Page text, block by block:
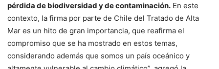
pérdida de biodiversidad y de contaminación. En este
contexto, la firma por parte de Chile del Tratado de Alta
Mar es un hito de gran importancia, que reafirma el
compromiso que se ha mostrado en estos temas,
considerando además que somos un país oceánico y